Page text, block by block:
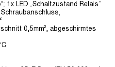
1x LED „Schaltzustand Relais”
Schraubanschluss,
0,5mm², abgeschirmtes